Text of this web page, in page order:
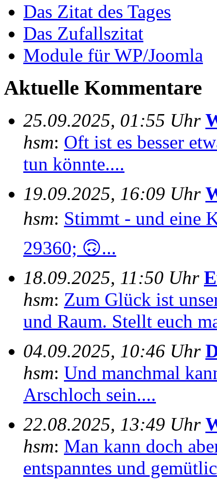
Das Zitat des Tages
Das Zufallszitat
Module für WP/Joomla
Aktuelle Kommentare
25.09.2025, 01:55 Uhr
hsm: Oft ist es besser
tun könnte....
19.09.2025, 16:09 Uhr
hsm: Stimmt - und eine
29360; 🙃...
18.09.2025, 11:50 Uhr
hsm: Zum Glück ist
und Raum. Stellt euch
04.09.2025, 10:46 Uhr
hsm: Und manchmal
Arschloch sein....
22.08.2025, 13:49 Uhr
hsm: Man kann doch
entspanntes und